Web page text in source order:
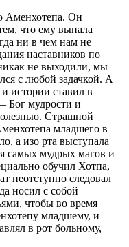
Аменхотепа. Он
что ему выпала
ни в чем нам не
наставников по
не выходили, мы
с любой задачкой. А
истории ставил в
Бог мудрости и
Страшной
младшего в
а изо рта выступала
самых мудрых магов и
обучил Хотпа,
неотступно следовал
носил с собой
чтобы во время
младшему, и
в рот больному,